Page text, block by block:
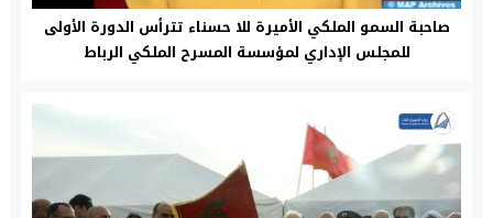
صاحبة السمو الملكي الأميرة للا حسناء تترأس الدورة الأولى
للمجلس الإداري لمؤسسة المسرح الملكي الرباط